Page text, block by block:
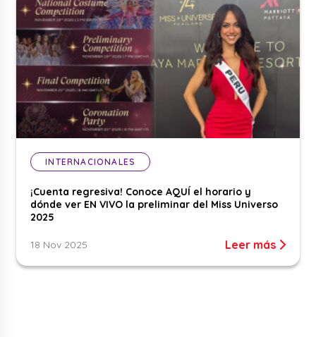
INTERNACIONALES
¡Cuenta regresiva! Conoce AQUÍ el horario y
dónde ver EN VIVO la preliminar del Miss Universo
2025
18 Nov 2025 Leer más